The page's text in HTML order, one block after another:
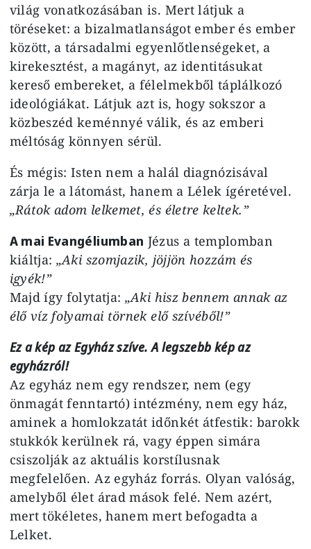
világ vonatkozásában is. Mert látjuk a
töréseket: a bizalmatlanságot ember és ember
között, a társadalmi egyenlőtlenségeket, a
kirekesztést, a magányt, az identitásukat
kereső embereket, a félelmekből táplálkozó
ideológiákat. Látjuk azt is, hogy sokszor a
közbeszéd keménnyé válik, és az emberi
méltóság könnyen sérül.
És mégis: Isten nem a halál diagnózisával
zárja le a látomást, hanem a Lélek ígéretével.
„Rátok adom lelkemet, és életre keltek.”
A mai Evangéliumban Jézus a templomban
kiáltja: „Aki szomjazik, jöjjön hozzám és
igyék!”
Majd így folytatja: „Aki hisz bennem annak az
élő víz folyamai törnek elő szívéből!”
Ez a kép az Egyház szíve. A legszebb kép az
egyházról!
Az egyház nem egy rendszer, nem (egy
önmagát fenntartó) intézmény, nem egy ház,
aminek a homlokzatát időnkét átfestik: barokk
stukkók kerülnek rá, vagy éppen simára
csiszolják az aktuális korstílusnak
megfelelően. Az egyház forrás. Olyan valóság,
amelyből élet árad mások felé. Nem azért,
mert tökéletes, hanem mert befogadta a
Lelket.